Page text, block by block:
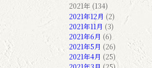
2021年 (134)
2021年12月 (2)
2021年11月 (3)
2021年6月 (6)
2021年5月 (26)
2021年4月 (25)